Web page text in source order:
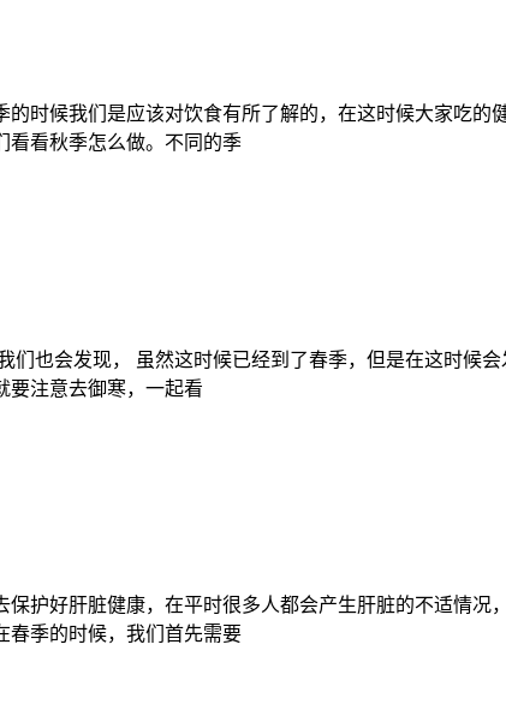
时候我们是应该对饮食有所了解的，在这时候大家吃
看看秋季怎么做。不同的季
也会发现， 虽然这时候已经到了春季，但是在这时候
要注意去御寒，一起看
护好肝脏健康，在平时很多人都会产生肝脏的不适情
春季的时候，我们首先需要